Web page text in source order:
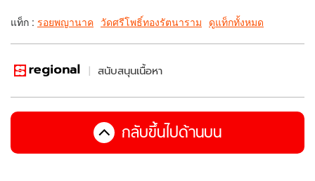
แท็ก : รอยพญานาค วัดศรีโพธิ์ทองรัตนาราม ดูแท็กทั้งหมด
สนับสนุนเนื้อหา
กลับขึ้นไปด้านบน